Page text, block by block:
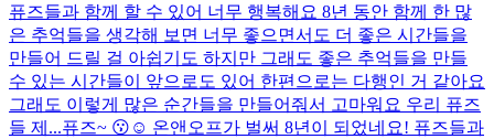
퓨즈들과 함께 할 수 있어 너무 행복해요 8년 동안 함께 한 많
은 추억들을 생각해 보면 너무 좋으면서도 더 좋은 시간들을
만들어 드릴 걸 아쉽기도 하지만 그래도 좋은 추억들을 만들
수 있는 시간들이 앞으로도 있어 한편으로는 다행인 거 같아요
그래도 이렇게 많은 순간들을 만들어줘서 고마워요 우리 퓨즈
들 제...퓨즈~ 😗☺️ 온앤오프가 벌써 8년이 되었네요! 퓨즈들과